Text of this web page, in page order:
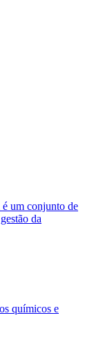
um conjunto de
da
químicos e